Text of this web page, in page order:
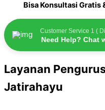
Bisa Konsultasi Gratis
Customer Service 1 (
Need Help? Chat
Layanan
Jatirahayu